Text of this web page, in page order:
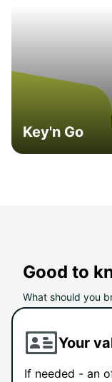
Key'n Go
Good to
What should you
Your
If needed - an